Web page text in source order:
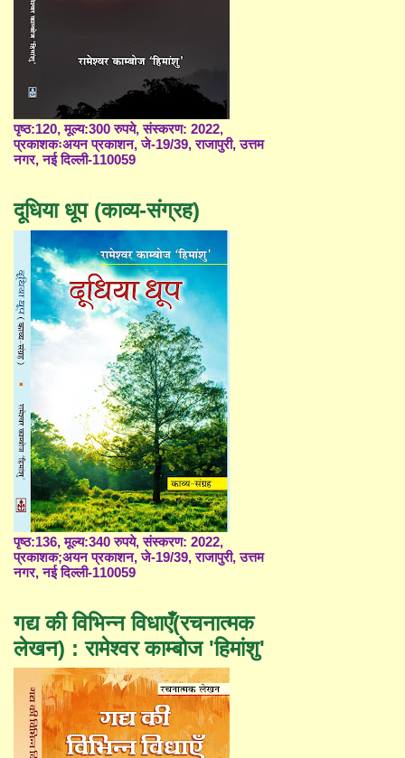
पृष्ठ:120, मूल्य:300 रुपये, संस्करण: 2022,
प्रकाशकःअयन प्रकाशन, जे-19/39, राजापुरी, उत्तम
नगर, नई दिल्ली-110059
दूधिया धूप (काव्य-संग्रह)
पृष्ठ:136, मूल्य:340 रुपये, संस्करण: 2022,
प्रकाशक;अयन प्रकाशन, जे-19/39, राजापुरी, उत्तम
नगर, नई दिल्ली-110059
गद्य की विभिन्न विधाएँ(रचनात्मक
लेखन) : रामेश्वर काम्बोज 'हिमांशु'